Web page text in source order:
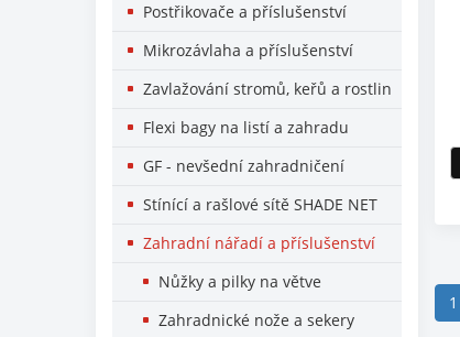
Postřikovače a příslušenství
Mikrozávlaha a příslušenství
Zavlažování stromů, keřů a rostlin
Flexi bagy na listí a zahradu
GF - nevšední zahradničení
Stínící a rašlové sítě SHADE NET
Zahradní nářadí a příslušenství
Nůžky a pilky na větve
Zahradnické nože a sekery
1